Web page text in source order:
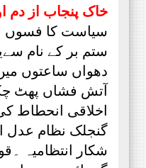
خاک پنجاب از دم
سیاست کا فسوں
ستم بر کے نام
دھواں ساعتوں
آتش فشاں پھٹ
اخلاقی انحطاط
گنجلک نظام عدل
شکار انتظامیہ